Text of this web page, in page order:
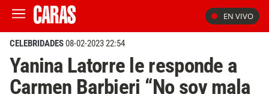
EN VIVO
CELEBRIDADES08-02-2023 22:54
Yanina Latorre le responde a
Carmen Barbieri “No soy mala